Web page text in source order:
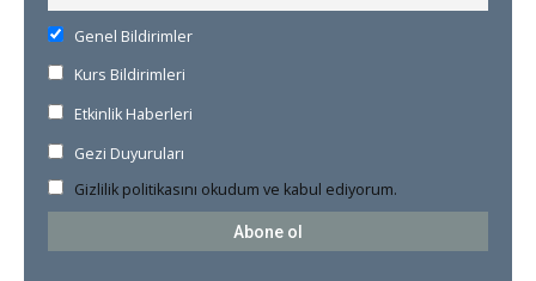
Genel Bildirimler
Kurs Bildirimleri
Etkinlik Haberleri
Gezi Duyuruları
Gizlilik politikasını okudum ve kabul ediyorum.